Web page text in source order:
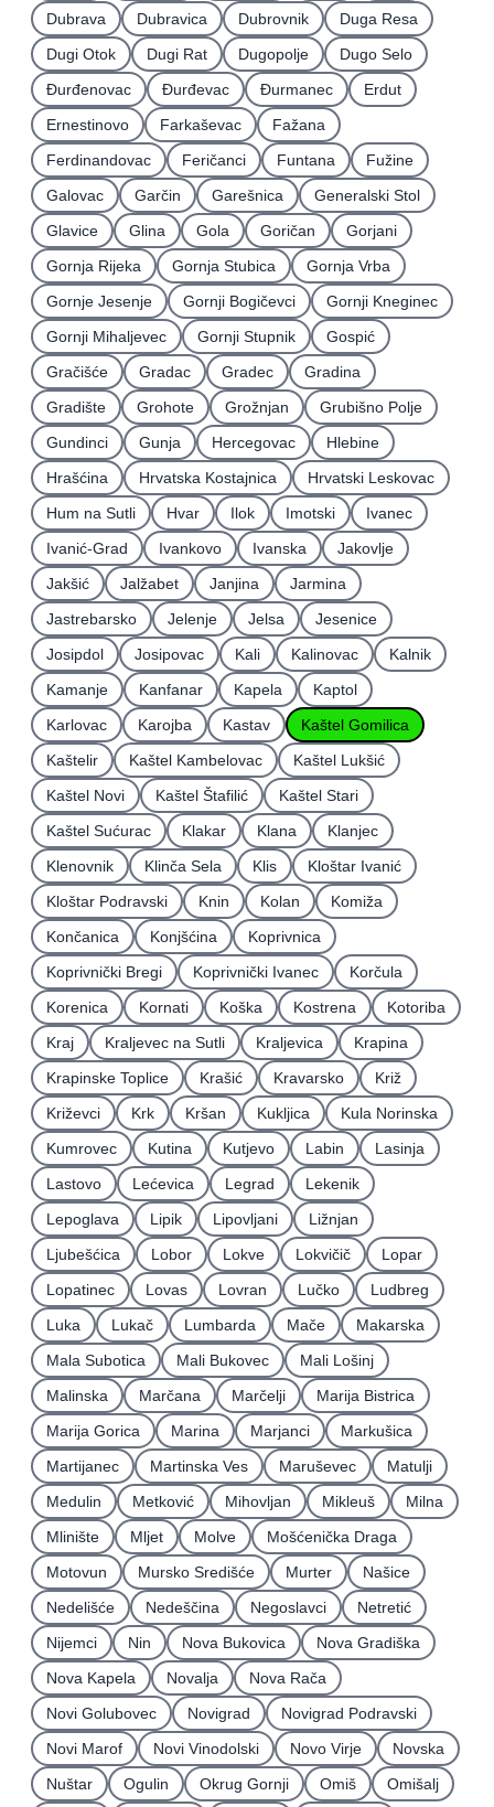
Dubrava Dubravica Dubrovnik
Duga Resa
Dugi Otok
Dugi Rat Dugopolje
Dugo Selo
Ðurđenovac
Ðurđevac Ðurmanec
Erdut
Ernestinovo
Farkaševac
Fažana
Ferdinandovac
Feričanci Funtana
Fužine
Galovac
Garčin Garešnica
Generalski Stol
Glavice
Glina Gola Goričan
Gorjani
Gornja Rijeka
Gornja Stubica
Gornja Vrba
Gornje Jesenje
Gornji Bogičevci
Gornji Kneginec
Gornji Mihaljevec
Gornji Stupnik
Gospić
Gračišće
Gradac Gradec
Gradina
Gradište
Grohote Grožnjan
Grubišno Polje
Gundinci
Gunja Hercegovac
Hlebine
Hrašćina
Hrvatska Kostajnica
Hrvatski Leskovac
Hum na Sutli
Hvar Ilok Imotski
Ivanec
Ivanić-Grad
Ivankovo Ivanska
Jakovlje
Jakšić
Jalžabet Janjina
Jarmina
Jastrebarsko
Jelenje Jelsa
Jesenice
Josipdol
Josipovac Kali Kalinovac
Kalnik
Kamanje
Kanfanar Kapela
Kaptol
Karlovac
Karojba Kastav
Kaštel Gomilica
Kaštelir
Kaštel Kambelovac
Kaštel Lukšić
Kaštel Novi
Kaštel Štafilić
Kaštel Stari
Kaštel Sućurac
Klakar Klana
Klanjec
Klenovnik
Klinča Sela Klis
Kloštar Ivanić
Kloštar Podravski
Knin Kolan
Komiža
Končanica
Konjšćina
Koprivnica
Koprivnički Bregi
Koprivnički Ivanec
Korčula
Korenica
Kornati Koška Kostrena
Kotoriba
Kraj
Kraljevec na Sutli Kraljevica
Krapina
Krapinske Toplice
Krašić Kravarsko
Križ
Križevci
Krk Kršan Kukljica
Kula Norinska
Kumrovec
Kutina Kutjevo Labin
Lasinja
Lastovo
Lećevica Legrad
Lekenik
Lepoglava
Lipik Lipovljani
Ližnjan
Ljubešćica
Lobor Lokve Lokvičič
Lopar
Lopatinec
Lovas Lovran Lučko
Ludbreg
Luka
Lukač Lumbarda Mače
Makarska
Mala Subotica
Mali Bukovec
Mali Lošinj
Malinska
Marčana Marčelji
Marija Bistrica
Marija Gorica
Marina Marjanci
Markušica
Martijanec
Martinska Ves Maruševec
Matulji
Medulin
Metković Mihovljan Mikleuš
Milna
Mlinište
Mljet Molve
Mošćenička Draga
Motovun
Mursko Središće Murter
Našice
Nedelišće
Nedeščina Negoslavci
Netretić
Nijemci
Nin Nova Bukovica
Nova Gradiška
Nova Kapela
Novalja
Nova Rača
Novi Golubovec
Novigrad
Novigrad Podravski
Novi Marof
Novi Vinodolski Novo Virje
Novska
Nuštar
Ogulin Okrug Gornji Omiš
Omišalj